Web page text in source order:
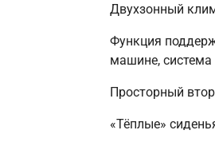
Двухзонный
Функция
машине,
Просторный
«Тёплые»